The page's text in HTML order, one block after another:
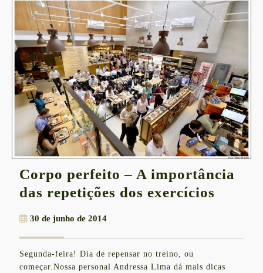
Corpo perfeito – A importância
das repetições dos exercícios
A
30 de junho de 201430
de
2014
Segunda-feira! Dia de repensar no treino, ou
começar.Nossa personal Andressa Lima dá mais dicas